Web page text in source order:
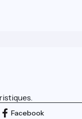
Facebook